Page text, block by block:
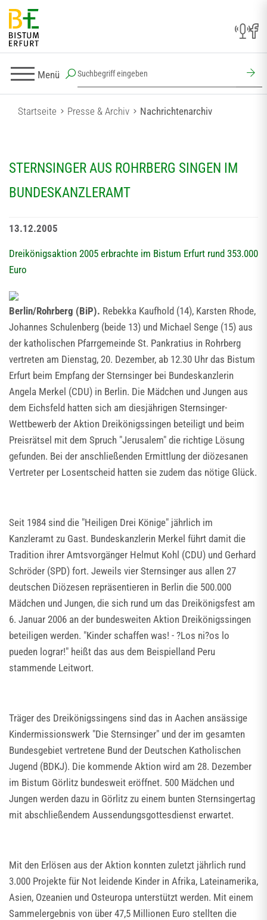
Menü
Startseite Presse & Archiv Nachrichtenarchiv
STERNSINGER AUS ROHRBERG SINGEN IM
BUNDESKANZLERAMT
13.12.2005
Dreikönigsaktion 2005 erbrachte im Bistum Erfurt rund 353.000
Euro
Berlin/Rohrberg (BiP). Rebekka Kaufhold (14), Karsten Rhode,
Johannes Schulenberg (beide 13) und Michael Senge (15) aus
der katholischen Pfarrgemeinde St. Pankratius in Rohrberg
vertreten am Dienstag, 20. Dezember, ab 12.30 Uhr das Bistum
Erfurt beim Empfang der Sternsinger bei Bundeskanzlerin
Angela Merkel (CDU) in Berlin. Die Mädchen und Jungen aus
dem Eichsfeld hatten sich am diesjährigen Sternsinger-
Wettbewerb der Aktion Dreikönigssingen beteiligt und beim
Preisrätsel mit dem Spruch "Jerusalem" die richtige Lösung
gefunden. Bei der anschließenden Ermittlung der diözesanen
Vertreter per Losentscheid hatten sie zudem das nötige Glück.
Seit 1984 sind die "Heiligen Drei Könige" jährlich im
Kanzleramt zu Gast. Bundeskanzlerin Merkel führt damit die
Tradition ihrer Amtsvorgänger Helmut Kohl (CDU) und Gerhard
Schröder (SPD) fort. Jeweils vier Sternsinger aus allen 27
deutschen Diözesen repräsentieren in Berlin die 500.000
Mädchen und Jungen, die sich rund um das Dreikönigsfest am
6. Januar 2006 an der bundesweiten Aktion Dreikönigssingen
beteiligen werden. "Kinder schaffen was! - ?Los ni?os lo
pueden lograr!" heißt das aus dem Beispielland Peru
stammende Leitwort.
Träger des Dreikönigssingens sind das in Aachen ansässige
Kindermissionswerk "Die Sternsinger" und der im gesamten
Bundesgebiet vertretene Bund der Deutschen Katholischen
Jugend (BDKJ). Die kommende Aktion wird am 28. Dezember
im Bistum Görlitz bundesweit eröffnet. 500 Mädchen und
Jungen werden dazu in Görlitz zu einem bunten Sternsingertag
mit abschließendem Aussendungsgottesdienst erwartet.
Mit den Erlösen aus der Aktion konnten zuletzt jährlich rund
3.000 Projekte für Not leidende Kinder in Afrika, Lateinamerika,
Asien, Ozeanien und Osteuropa unterstützt werden. Mit einem
Sammelergebnis von über 47,5 Millionen Euro stellten die